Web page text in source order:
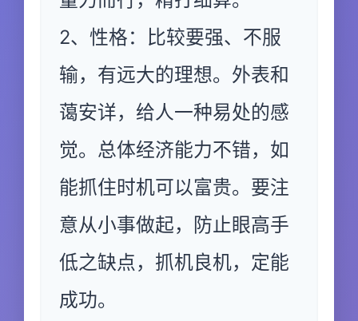
2、性格：比较要强、不服
输，有远大的理想。外表和
蔼安详，给人一种易处的感
觉。总体经济能力不错，如
能抓住时机可以富贵。要注
意从小事做起，防止眼高手
低之缺点，抓机良机，定能
成功。